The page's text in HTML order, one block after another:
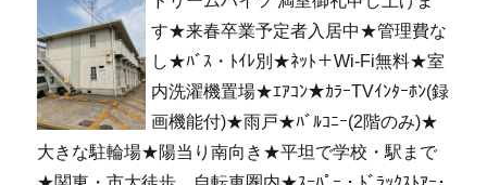
す★来春卒業予定者入居中★管理費な
し★ﾊﾞｽ・ﾄｲﾚ別★ﾈｯﾄ＋Wi-Fi無料★室
内洗濯機置場★ｴｱｺﾝ★ｶﾗｰTVｲﾝﾀｰﾎﾝ(録
画機能付)★雨戸★ﾊﾞﾙｺﾆｰ(2階のみ)★
大きな駐輪場★陽当り南向き★平坦で学校・駅まで